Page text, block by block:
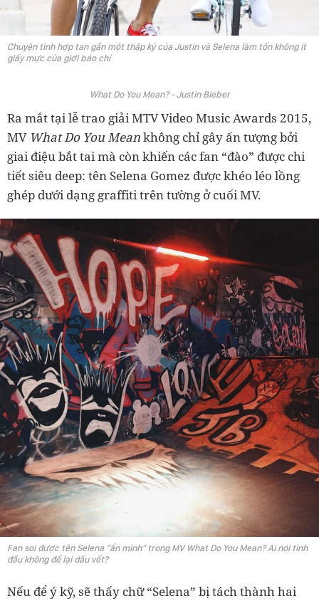
Chuyện tình hợp tan gần một thập kỷ của Justin và Selena làm tốn không ít
giấy mực của giới báo chí
What Do You Mean? - Justin Bieber
Ra mắt tại lễ trao giải MTV Video Music Awards 2015,
MV What Do You Meankhông chỉ gây ấn tượng bởi
giai điệu bắt tai mà còn khiến các fan “đào” được chi
tiết siêu deep: tên Selena Gomez được khéo léo lồng
ghép dưới dạng graffiti trên tường ở cuối MV.
Fan soi được tên Selena “ẩn mình” trong MV What Do You Mean? Ai nói tình
đầu không để lại dấu vết?
Nếu để ý kỹ, sẽ thấy chữ “Selena” bị tách thành hai